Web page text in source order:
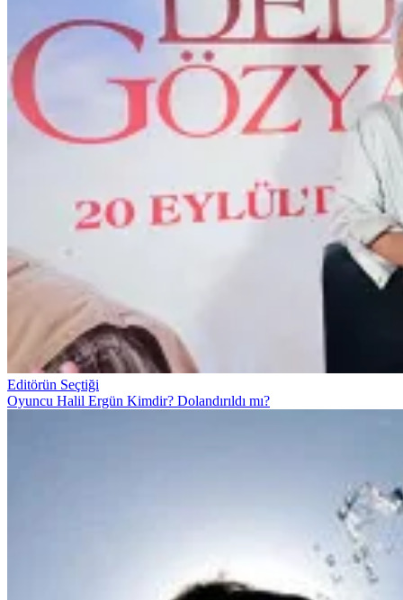
Editörün Seçtiği
Oyuncu Halil Ergün Kimdir? Dolandırıldı mı?